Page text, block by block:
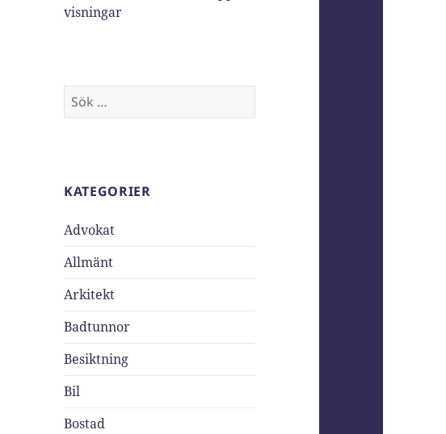
visningar
Sök
efter:
KATEGORIER
Advokat
Allmänt
Arkitekt
Badtunnor
Besiktning
Bil
Bostad